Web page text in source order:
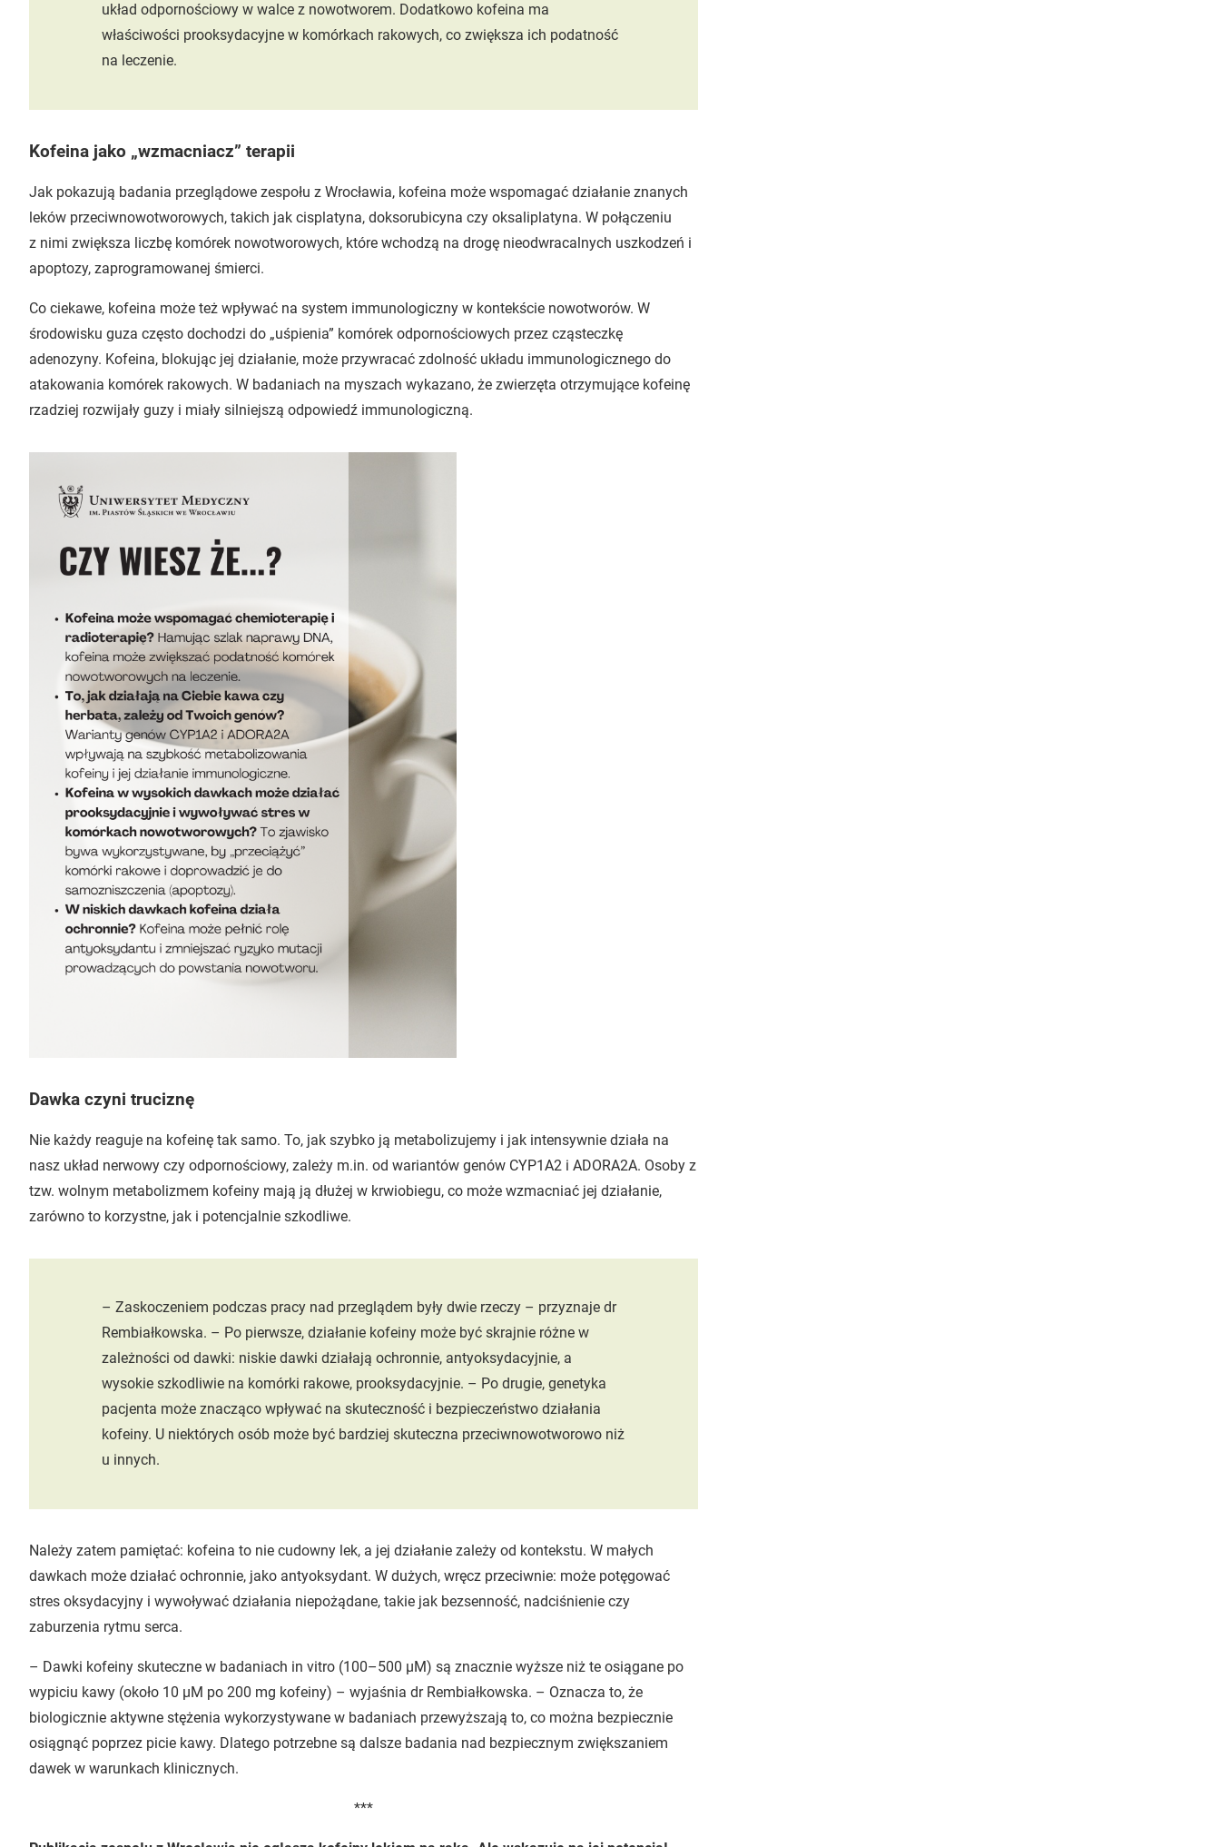
układ odpornościowy w walce z nowotworem. Dodatkowo kofeina ma
właściwości prooksydacyjne w komórkach rakowych, co zwiększa ich podatność
na leczenie.
Kofeina jako „wzmacniacz” terapii
Jak pokazują badania przeglądowe zespołu z Wrocławia, kofeina może wspomagać działanie znanych
leków przeciwnowotworowych, takich jak cisplatyna, doksorubicyna czy oksaliplatyna. W połączeniu
z nimi zwiększa liczbę komórek nowotworowych, które wchodzą na drogę nieodwracalnych uszkodzeń i
apoptozy, zaprogramowanej śmierci.
Co ciekawe, kofeina może też wpływać na system immunologiczny w kontekście nowotworów. W
środowisku guza często dochodzi do „uśpienia” komórek odpornościowych przez cząsteczkę
adenozyny. Kofeina, blokując jej działanie, może przywracać zdolność układu immunologicznego do
atakowania komórek rakowych. W badaniach na myszach wykazano, że zwierzęta otrzymujące kofeinę
rzadziej rozwijały guzy i miały silniejszą odpowiedź immunologiczną.
Dawka czyni truciznę
Nie każdy reaguje na kofeinę tak samo. To, jak szybko ją metabolizujemy i jak intensywnie działa na
nasz układ nerwowy czy odpornościowy, zależy m.in. od wariantów genów CYP1A2 i ADORA2A. Osoby z
tzw. wolnym metabolizmem kofeiny mają ją dłużej w krwiobiegu, co może wzmacniać jej działanie,
zarówno to korzystne, jak i potencjalnie szkodliwe.
– Zaskoczeniem podczas pracy nad przeglądem były dwie rzeczy – przyznaje dr
Rembiałkowska. – Po pierwsze, działanie kofeiny może być skrajnie różne w
zależności od dawki: niskie dawki działają ochronnie, antyoksydacyjnie, a
wysokie szkodliwie na komórki rakowe, prooksydacyjnie. – Po drugie, genetyka
pacjenta może znacząco wpływać na skuteczność i bezpieczeństwo działania
kofeiny. U niektórych osób może być bardziej skuteczna przeciwnowotworowo niż
u innych.
Należy zatem pamiętać: kofeina to nie cudowny lek, a jej działanie zależy od kontekstu. W małych
dawkach może działać ochronnie, jako antyoksydant. W dużych, wręcz przeciwnie: może potęgować
stres oksydacyjny i wywoływać działania niepożądane, takie jak bezsenność, nadciśnienie czy
zaburzenia rytmu serca.
– Dawki kofeiny skuteczne w badaniach in vitro (100–500 µM) są znacznie wyższe niż te osiągane po
wypiciu kawy (około 10 µM po 200 mg kofeiny) – wyjaśnia dr Rembiałkowska. – Oznacza to, że
biologicznie aktywne stężenia wykorzystywane w badaniach przewyższają to, co można bezpiecznie
osiągnąć poprzez picie kawy. Dlatego potrzebne są dalsze badania nad bezpiecznym zwiększaniem
dawek w warunkach klinicznych.
***